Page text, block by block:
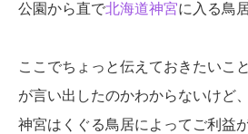
公園から直で北海道神宮に入る鳥
ここでちょっと伝えておきたいこ
が言い出したのかわからないけど
神宮はくぐる鳥居によってご利益